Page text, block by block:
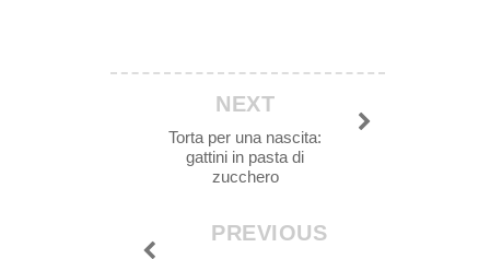
NEXT
Torta per una nascita:
gattini in pasta di
zucchero
PREVIOUS